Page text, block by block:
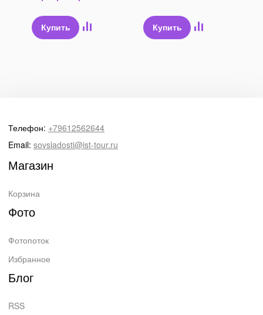
Купить Купить
Телефон: +79612562644
Email: sovsladosti@ist-tour.ru
Магазин
Корзина
Фото
Фотопоток
Избранное
Блог
RSS